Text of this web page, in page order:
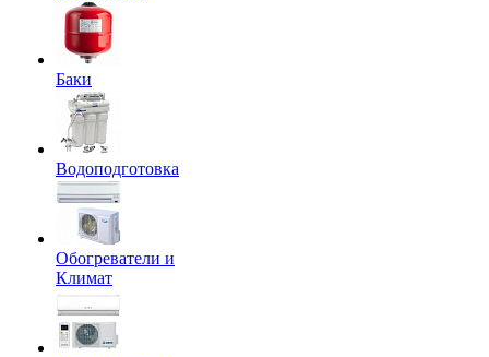
Баки
Водоподготовка
Обогреватели и
Климат